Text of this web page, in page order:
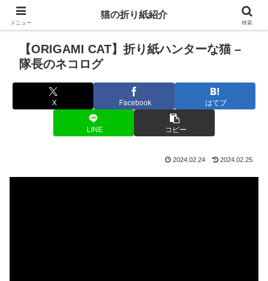
【ORIGAMI CAT】折り紙ハンターな猫 –
隊長のネコログ
X Facebook はてブ
LINE コピー
2024.02.24 2024.02.25
メニュー
猫の折り紙紹介
検索